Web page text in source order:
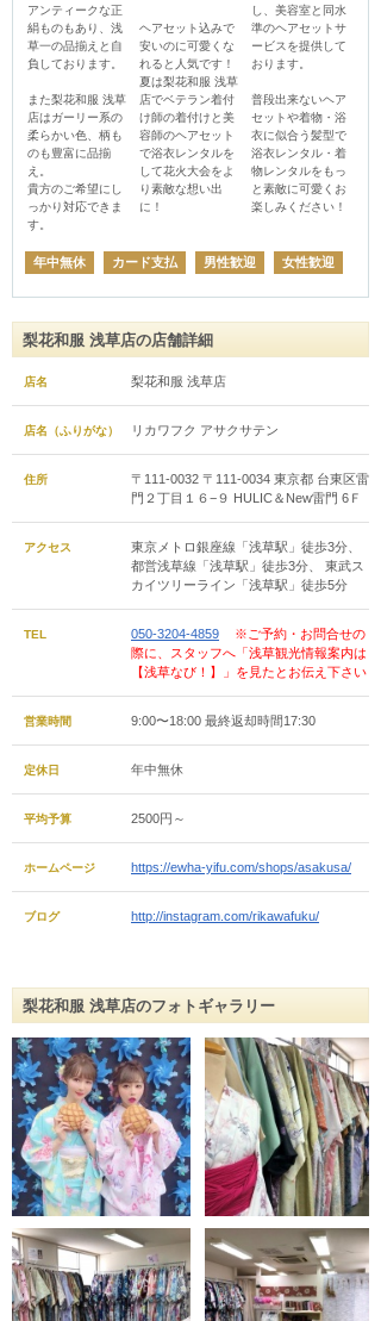
アンティークな正
絹ものもあり、浅
草一の品揃えと自
負しております。
また梨花和服 浅草
店はガーリー系の
柔らかい色、柄も
のも豊富に品揃
え。
貴方のご希望にし
っかり対応できま
す。
ヘアセット込みで
安いのに可愛くな
れると人気です！
夏は梨花和服 浅草
店でベテラン着付
け師の着付けと美
容師のヘアセット
で浴衣レンタルを
して花火大会をよ
り素敵な想い出
に！
し、美容室と同水
準のヘアセットサ
ービスを提供して
おります。
普段出来ないヘア
セットや着物・浴
衣に似合う髪型で
浴衣レンタル・着
物レンタルをもっ
と素敵に可愛くお
楽しみください！
年中無休 カード支払 男性歓迎 女性歓迎
梨花和服 浅草店の店舗詳細
店名 梨花和服 浅草店
店名（ふりがな） リカワフク アサクサテン
住所
〒111-0032 〒111-0034 東京都 台東区雷
門２丁目１６−９ HULIC＆New雷門 6Ｆ
アクセス
東京メトロ銀座線「浅草駅」徒歩3分、
都営浅草線「浅草駅」徒歩3分、 東武ス
カイツリーライン「浅草駅」徒歩5分
TEL 050-3204-4859
※ご予約・お問合せの
際に、スタッフへ「浅草観光情報案内は
【浅草なび！】」を見たとお伝え下さい
営業時間 9:00〜18:00 最終返却時間17:30
定休日 年中無休
平均予算 2500円～
ホームページ https://ewha-yifu.com/shops/asakusa/
ブログ http://instagram.com/rikawafuku/
梨花和服 浅草店のフォトギャラリー